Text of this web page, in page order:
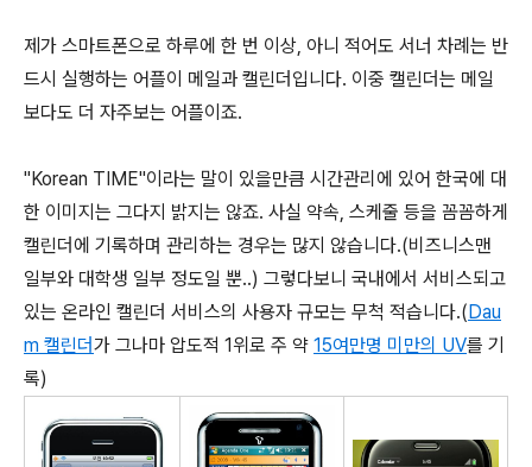
제가 스마트폰으로 하루에 한 번 이상, 아니 적어도 서너 차례는 반
드시 실행하는 어플이 메일과 캘린더입니다. 이중 캘린더는 메일
보다도 더 자주보는 어플이죠.
"Korean TIME"이라는 말이 있을만큼 시간관리에 있어 한국에 대
한 이미지는 그다지 밝지는 않죠. 사실 약속, 스케줄 등을 꼼꼼하게
캘린더에 기록하며 관리하는 경우는 많지 않습니다.(비즈니스맨
일부와 대학생 일부 정도일 뿐..) 그렇다보니 국내에서 서비스되고
있는 온라인 캘린더 서비스의 사용자 규모는 무척 적습니다.(Dau
m 캘린더가 그나마 압도적 1위로 주 약 15여만명 미만의 UV를 기
록)